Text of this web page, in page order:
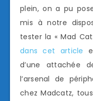
plein, on a pu
mis à notre
tester la « Mad
dans cet article
d’une attachée
l’arsenal de
chez Madcatz,